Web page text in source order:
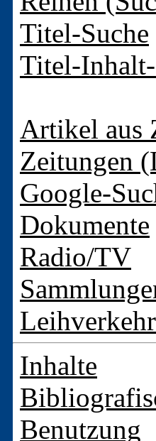
Titel-Suche
Titel-
Artikel aus
Zeitungen
Google-
Dokumente
Radio/TV
Inhalte
Benutzung